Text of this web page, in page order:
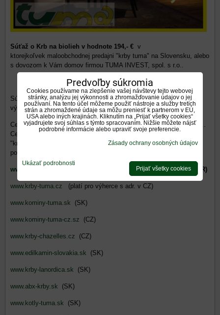
Súťaž o Krb na biolieh v hodnote 194,- € v
ktorejkoľvek maloobchodnej predajni "krby tuma" na Slovensku, alebo
s dovozom k Vám domov firmou TUMA INVEST, spol. s r.o..
Súťaž trvádo 10.1.2015 do 12,00 hod,kedy vyberieme jedného
výhercu.
Cenu do menovanej súťaže venuje firma TUMA INVEST, spol. s r.o..
Cenu je možné si vyzdvihnúť, na ktorej koľvek najbližšej pobočke
"krby-tuma" k výhercovi, alebo po oznámení kontaktnej adresy
pozverejnení výhry bude dodaná na adresu výhercu.
www.krby-tuma.sk (platí pre klientov s trvalým bydliskom v SR)
www.krby-tuma.cz (platí pro výherce s adr. v CZ)
www.kominy-tuma.sk (SK)
www.kominy-tuma-cz.sz (CZ)
www.krby-chazelles.cz (CZ)
www.edilkamin-slovakia.sk (SK)
www.krby-lanordica.sk (SK)
www.abx-krby.sk (SK)
www.kotly-tuma.sk (SK)
Predvoľby súkromia
Cookies používame na zlepšenie vašej návštevy tejto webovej
stránky, analýzu jej výkonnosti a zhromažďovanie údajov o jej
používaní. Na tento účel môžeme použiť nástroje a služby tretích
strán a zhromaždené údaje sa môžu preniesť k partnerom v EÚ,
USA alebo iných krajinách. Kliknutím na „Prijať všetky cookies“
vyjadrujete svoj súhlas s týmto spracovaním. Nižšie môžete nájsť
podrobné informácie alebo upraviť svoje preferencie.
Zásady ochrany osobných údajov
Ukázať podrobnosti
Prijať všetky cookies